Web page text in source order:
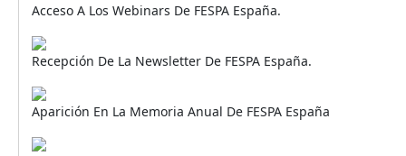
Acceso A Los Webinars De FESPA España.
Recepción De La Newsletter De FESPA España.
Aparición En La Memoria Anual De FESPA España